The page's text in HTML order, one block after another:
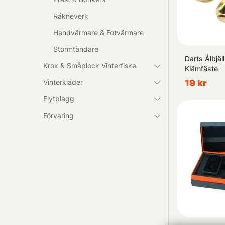
Räkneverk
Handvärmare & Fotvärmare
Stormtändare
Krok & Småplock Vinterfiske
Vinterkläder
Flytplagg
Förvaring
Darts
Klämfäste
19 kr